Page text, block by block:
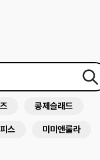
콩제슬래드
스 미미앤룰라